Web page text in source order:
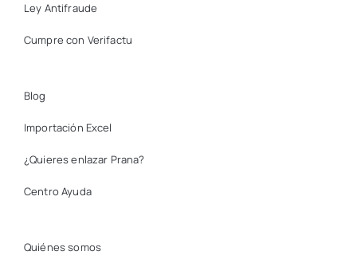
Ley Antifraude
Cumpre con Verifactu
Blog
Importación Excel
¿Quieres enlazar Prana?
Centro Ayuda
Quiénes somos